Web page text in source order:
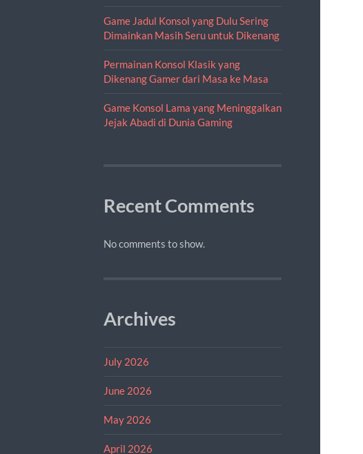
Game Jadul Konsol yang Dulu Sering
Dimainkan Masih Seru untuk Dikenang
Permainan Konsol Klasik yang
Dikenang Gamer dari Masa ke Masa
Game Konsol Lama yang Meninggalkan
Jejak Abadi di Dunia Gaming
Recent Comments
No comments to show.
Archives
July 2026
June 2026
May 2026
April 2026